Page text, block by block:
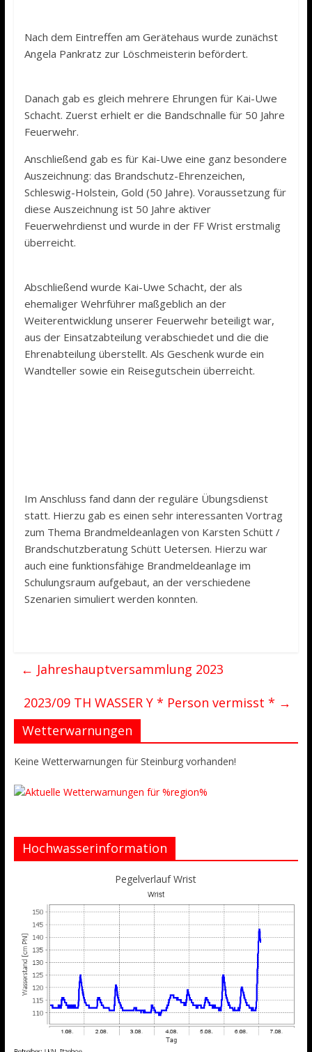
Nach dem Eintreffen am Gerätehaus wurde zunächst
Angela Pankratz zur Löschmeisterin befördert.
Danach gab es gleich mehrere Ehrungen für Kai-Uwe
Schacht. Zuerst erhielt er die Bandschnalle für 50 Jahre
Feuerwehr.
Anschließend gab es für Kai-Uwe eine ganz besondere
Auszeichnung: das Brandschutz-Ehrenzeichen,
Schleswig-Holstein, Gold (50 Jahre). Voraussetzung für
diese Auszeichnung ist 50 Jahre aktiver
Feuerwehrdienst und wurde in der FF Wrist erstmalig
überreicht.
Abschließend wurde Kai-Uwe Schacht, der als
ehemaliger Wehrführer maßgeblich an der
Weiterentwicklung unserer Feuerwehr beteiligt war,
aus der Einsatzabteilung verabschiedet und die die
Ehrenabteilung überstellt. Als Geschenk wurde ein
Wandteller sowie ein Reisegutschein überreicht.
Im Anschluss fand dann der reguläre Übungsdienst
statt. Hierzu gab es einen sehr interessanten Vortrag
zum Thema Brandmeldeanlagen von Karsten Schütt /
Brandschutzberatung Schütt Uetersen. Hierzu war
auch eine funktionsfähige Brandmeldeanlage im
Schulungsraum aufgebaut, an der verschiedene
Szenarien simuliert werden konnten.
← Jahreshauptversammlung 2023
2023/09 TH WASSER Y * Person vermisst * →
Wetterwarnungen
Keine Wetterwarnungen für Steinburg vorhanden!
Hochwasserinformation
Pegelverlauf Wrist